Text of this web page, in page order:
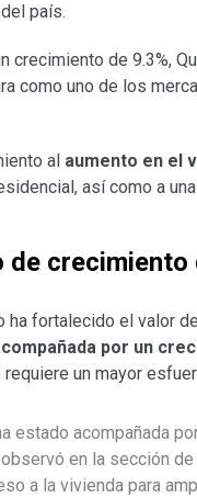
país.
crecimiento de 9.3%,
como uno de los
al aumento en el
así como a
de
ha fortalecido el valor
por un
un mayor
estado acompañada
en la sección
a la vivienda para